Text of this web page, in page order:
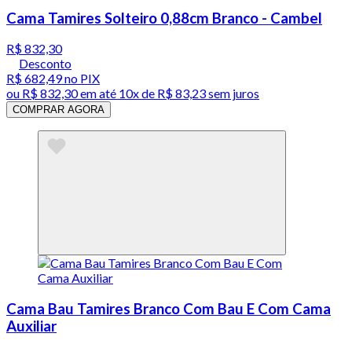
Cama Tamires Solteiro 0,88cm Branco - Cambel
R$ 832,30
Desconto
R$ 682,49no PIX
ou R$ 832,30em até 10x de R$ 83,23 sem juros
COMPRAR AGORA
Cama Bau Tamires Branco Com Bau E Com Cama
Auxiliar